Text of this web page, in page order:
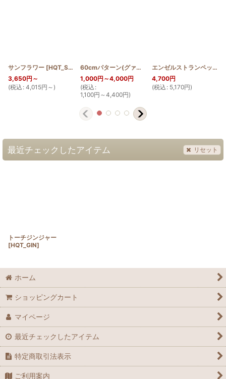
サンフラワー [HQT_SUN
3,650円 ～
(税込 : 4,015円 ～)
60cmパターン(グァバ) PATTERN_T60_GUA]
1,000円 ～4,000円
(税込 :
1,100円 ～4,400円)
エンゼルストランペットのラウンドバッグミニ
4,700円
(税込 : 5,170円)
最近チェックしたアイテム リセット
トーチジンジャー
[HQT_GIN]
ホーム
ショッピングカート
マイページ
最近チェックしたアイテム
特定商取引法表示
ご利用案内